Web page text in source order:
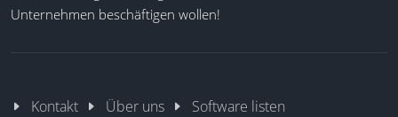
Unternehmen beschäftigen wollen!
Kontakt Über uns Software listen